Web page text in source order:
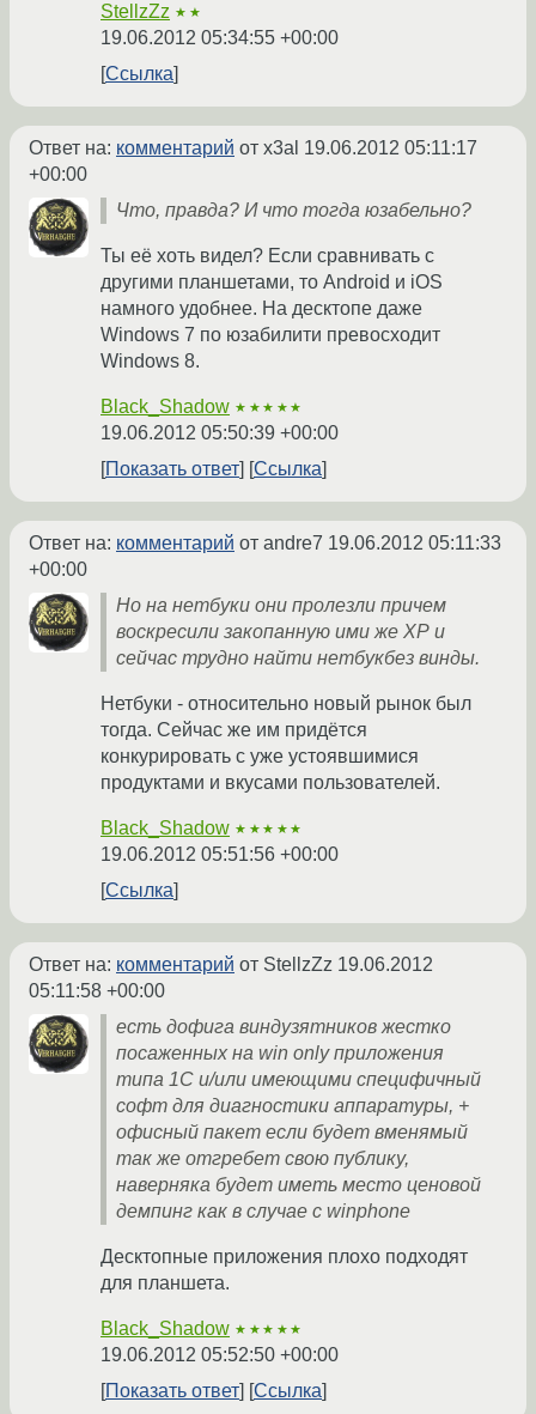
StellzZz ★★
19.06.2012 05:34:55 +00:00
Ссылка
Ответ на: комментарий от x3al 19.06.2012 05:11:17
+00:00
Что, правда? И что тогда юзабельно?
Ты её хоть видел? Если сравнивать с
другими планшетами, то Android и iOS
намного удобнее. На десктопе даже
Windows 7 по юзабилити превосходит
Windows 8.
Black_Shadow ★★★★★
19.06.2012 05:50:39 +00:00
Показать ответ
Ссылка
Ответ на: комментарий от andre7 19.06.2012 05:11:33
+00:00
Но на нетбуки они пролезли причем
воскресили закопанную ими же ХР и
сейчас трудно найти нетбукбез винды.
Нетбуки - относительно новый рынок был
тогда. Сейчас же им придётся
конкурировать с уже устоявшимися
продуктами и вкусами пользователей.
Black_Shadow ★★★★★
19.06.2012 05:51:56 +00:00
Ссылка
Ответ на: комментарий от StellzZz 19.06.2012
05:11:58 +00:00
есть дофига виндузятников жестко
посаженных на win only приложения
типа 1С и/или имеющими специфичный
софт для диагностики аппаратуры, +
офисный пакет если будет вменямый
так же отгребет свою публику,
наверняка будет иметь место ценовой
демпинг как в случае с winphone
Десктопные приложения плохо подходят
для планшета.
Black_Shadow ★★★★★
19.06.2012 05:52:50 +00:00
Показать ответ
Ссылка